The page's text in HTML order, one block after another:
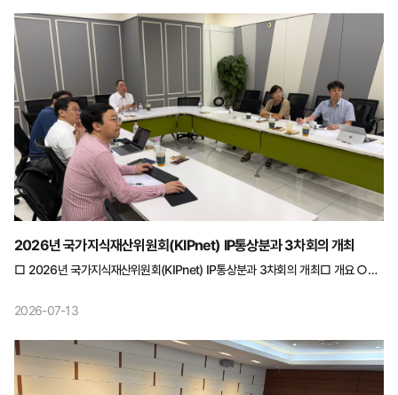
2026년 국가지식재산위원회(KIPnet) IP통상분과 3차회의 개최
□ 2026년 국가지식재산위원회(KIPnet) IP통상분과 3차회의 개최□ 개요 ○
이라노 활용정책과장 - 수행기관(1명) : 송영훈 연구위원 □ 주요 논의내용 ○
2026-07-13